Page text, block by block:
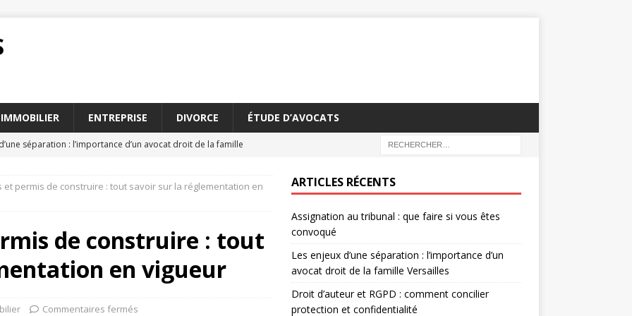
IMMOBILIER ENTREPRISE DIVORCE ÉTUDE D’AVOCATS
séparation : l’importance d’un avocat droit de la famille
et RGPD : comment concilier protection et confidentialité
alimentaire : guide pratique pour les parents séparés
au tribunal : que faire si vous êtes convoqué
et permis de construire : tout savoir sur la réglementation en
de construire : tout
en vigueur
Commentaires fermés
ARTICLES RÉCENTS
Assignation au tribunal : que faire si vous êtes
convoqué
Les enjeux d’une séparation : l’importance d’un
avocat droit de la famille Versailles
Droit d’auteur et RGPD : comment concilier
protection et confidentialité